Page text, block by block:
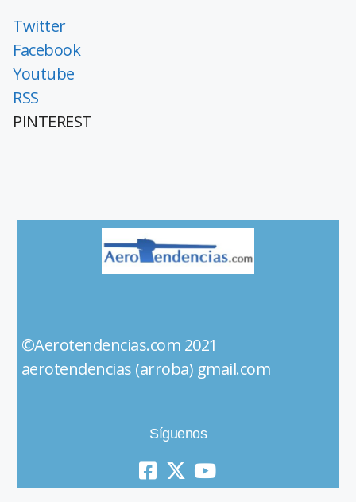
Twitter
Facebook
Youtube
RSS
PINTEREST
©Aerotendencias.com 2021
aerotendencias (arroba) gmail.com
Síguenos